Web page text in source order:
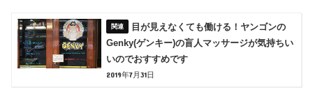
目が見えなくても働ける！ヤンゴンの
Genky(ゲンキー)の盲人マッサージが気持ちい
いのでおすすめです
2019年7月31日